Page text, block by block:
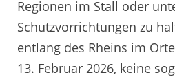
Regionen im Stall oder
Schutzvorrichtungen zu
entlang des Rheins im
13. Februar 2026, keine